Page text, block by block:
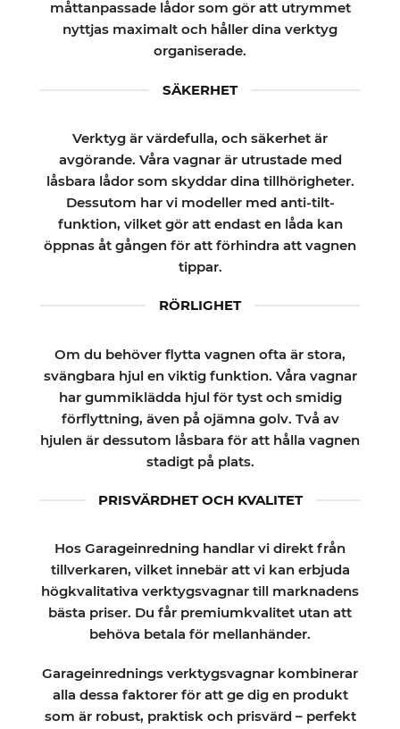
måttanpassade lådor som gör att utrymmet
nyttjas maximalt och håller dina verktyg
organiserade.
SÄKERHET
Verktyg är värdefulla, och säkerhet är
avgörande. Våra vagnar är utrustade med
låsbara lådor som skyddar dina tillhörigheter.
Dessutom har vi modeller med anti-tilt-
funktion, vilket gör att endast en låda kan
öppnas åt gången för att förhindra att vagnen
tippar.
RÖRLIGHET
Om du behöver flytta vagnen ofta är stora,
svängbara hjul en viktig funktion. Våra vagnar
har gummiklädda hjul för tyst och smidig
förflyttning, även på ojämna golv. Två av
hjulen är dessutom låsbara för att hålla vagnen
stadigt på plats.
PRISVÄRDHET OCH KVALITET
Hos Garageinredning handlar vi direkt från
tillverkaren, vilket innebär att vi kan erbjuda
högkvalitativa verktygsvagnar till marknadens
bästa priser. Du får premiumkvalitet utan att
behöva betala för mellanhänder.
Garageinrednings verktygsvagnar kombinerar
alla dessa faktorer för att ge dig en produkt
som är robust, praktisk och prisvärd – perfekt